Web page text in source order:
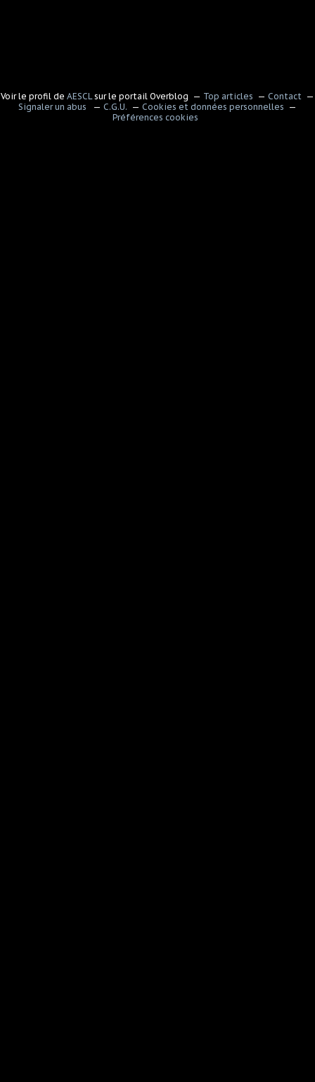
Voir le profil deAESCL sur le portail Overblog Top articles
Contact
Signaler un abus
C.G.U.
Cookies et données personnelles
Préférences cookies